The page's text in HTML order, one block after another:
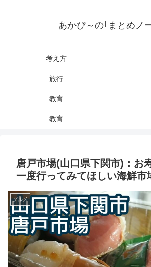
あかぴ～の｢まとめノ
考え方
旅行
教育
教育
唐戸市場(山口県下関市)：お
一度行ってみてほしい海鮮市
グルメ